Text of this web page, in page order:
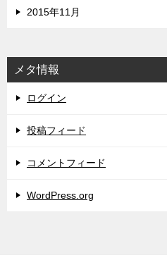
2015年11月
メタ情報
ログイン
投稿フィード
コメントフィード
WordPress.org